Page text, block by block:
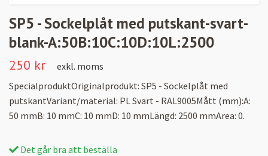
SP5 - Sockelplåt med putskant-svart-
blank-A:50B:10C:10D:10L:2500
250 kr
exkl. moms
SpecialproduktOriginalprodukt: SP5 - Sockelplåt med
putskantVariant/material: PL Svart - RAL9005Mått (mm):A:
50 mmB: 10 mmC: 10 mmD: 10 mmLängd: 2500 mmArea: 0.
Det går bra att beställa